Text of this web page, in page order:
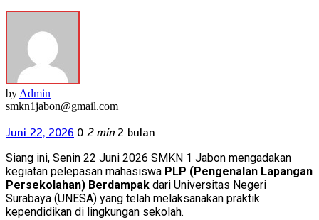
by Admin
smkn1jabon@gmail.com
Juni 22, 2026 0 2 min 2 bulan
Siang ini, Senin 22 Juni 2026 SMKN 1 Jabon mengadakan
kegiatan pelepasan mahasiswa PLP (Pengenalan Lapangan
Persekolahan) Berdampak dari Universitas Negeri
Surabaya (UNESA) yang telah melaksanakan praktik
kependidikan di lingkungan sekolah.